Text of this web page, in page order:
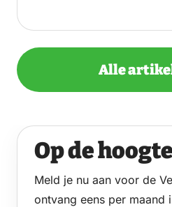
Alle
Op de
Meld je nu aan voor de
ontvang eens per maand